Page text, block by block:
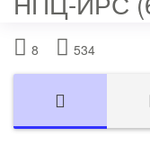
8 534